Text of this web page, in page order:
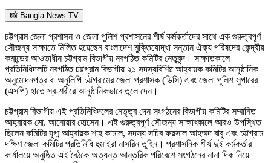
📸 Bangla News TV
চট্টগ্রাম জেলা প্রশাসন ও জেলা পুলিশ প্রশাসনের শীর্ষ কর্মকর্তাদের সাথে এক গুরুত্বপূর্ণ
সৌজন্য সাক্ষাতে মিলিত হয়েছেন বাংলাদেশ মুক্তিযোদ্ধা সন্তান ঐক্য পরিষদের কেন্দ্রীয়
কমান্ডের আওতাধীন চট্টগ্রাম বিভাগীয় নবগঠিত কমিটির নেতৃবৃন্দ। সাক্ষাতকালে
প্রতিনিধিদলটি নবগঠিত চট্টগ্রাম বিভাগীয় ২১ সদস্যবিশিষ্ট আহ্বায়ক কমিটির আনুষ্ঠানিক
অনুমোদনপত্র বা অনুলিপি চট্টগ্রামের জেলা প্রশাসক (ডিসি) এবং জেলা পুলিশ সুপারের
(এসপি) হাতে স্ব-শরীরে আনুষ্ঠানিকভাবে তুলে দেন।
চট্টগ্রাম বিভাগীয় এই প্রতিনিধিদলের নেতৃত্ব দেন সংগঠনের বিভাগীয় কমিটির সম্মানিত
আহ্বায়ক মো. আনোয়ার হোসেন। এই গুরুত্বপূর্ণ সৌজন্য সাক্ষাৎকালে আরও উপস্থিত
ছিলেন কমিটির যুগ্ম আহ্বায়ক শাহ কামাল, সদস্য সচিব ফয়সাল আহম্মদ বাবু এবং চট্টগ্রাম
দক্ষিণ জেলা কমিটির প্রতিনিধি হুমাইরা নাসরিন তুহিন। প্রশাসনিক শীর্ষ দুই কর্মকর্তার
কার্যালয়ে অনুষ্ঠিত এই বৈঠকে অত্যন্ত আন্তরিক পরিবেশে সংগঠনের নানা দিক নিয়ে